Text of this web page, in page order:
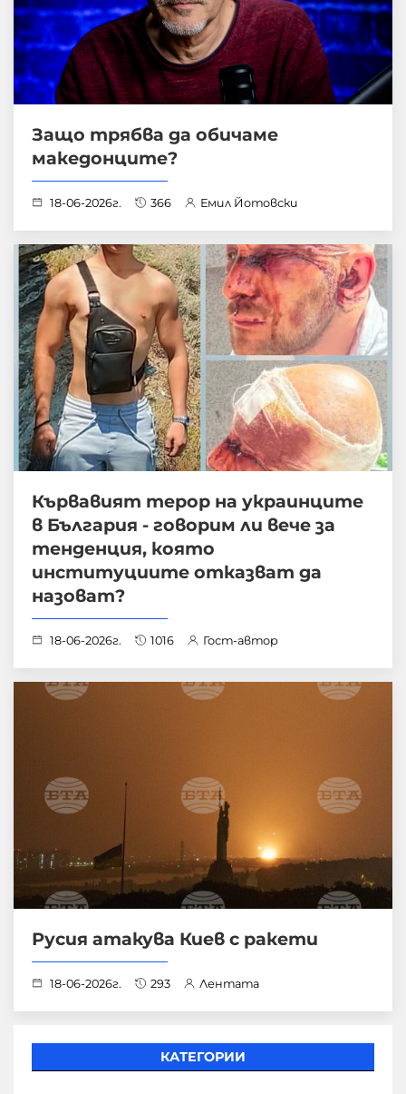
Защо трябва да обичаме
македонците?
18-06-2026г. 366 Емил Йотовски
Кървавият терор на украинците
в България - говорим ли вече за
тенденция, която
институциите отказват да
назоват?
18-06-2026г. 1016 Гост-автор
Русия атакува Киев с ракети
18-06-2026г. 293 Лентата
КАТЕГОРИИ